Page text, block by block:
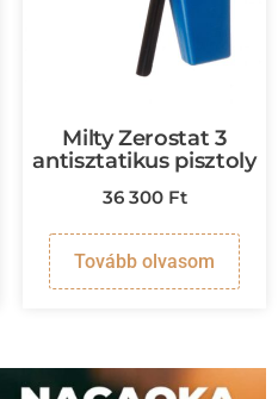
Milty Zerostat 3
antisztatikus pisztoly
36 300 Ft
Tovább olvasom